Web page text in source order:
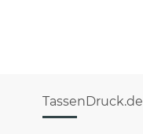
TassenDruck.de